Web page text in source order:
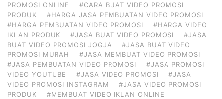
PROMOSI ONLINE
#CARA BUAT VIDEO PROMOSI
PRODUK
#HARGA JASA PEMBUATAN VIDEO PROMOSI
#HARGA PEMBUATAN VIDEO PROMOSI
#HARGA VIDEO
IKLAN PRODUK
#JASA BUAT VIDEO PROMOSI
#JASA
BUAT VIDEO PROMOSI JOGJA
#JASA BUAT VIDEO
PROMOSI MURAH
#JASA MEMBUAT VIDEO PROMOSI
#JASA PEMBUATAN VIDEO PROMOSI
#JASA PROMOSI
VIDEO YOUTUBE
#JASA VIDEO PROMOSI
#JASA
VIDEO PROMOSI INSTAGRAM
#JASA VIDEO PROMOSI
PRODUK
#MEMBUAT VIDEO IKLAN ONLINE